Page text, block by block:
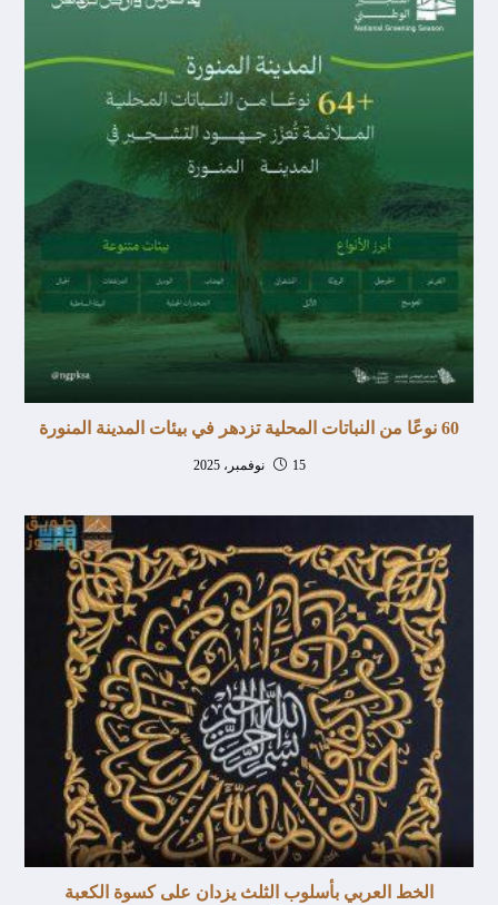
60 نوعًا من النباتات المحلية تزدهر في بيئات المدينة المنورة
15 نوفمبر، 2025
الخط العربي بأسلوب الثلث يزدان على كسوة الكعبة